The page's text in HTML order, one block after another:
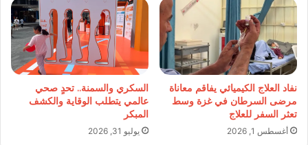
نفاد العلاج الكيميائي يفاقم معاناة
مرضى السرطان في غزة وسط
تعثر السفر للعلاج
أغسطس 1, 2026
السكري والسمنة.. تحدٍ صحي
عالمي يتطلب الوقاية والكشف
المبكر
يوليو 31, 2026